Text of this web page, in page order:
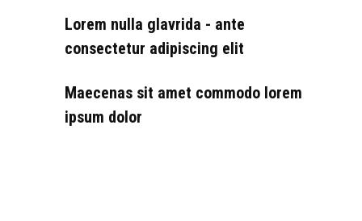
Lorem nulla glavrida - ante
consectetur adipiscing elit
Maecenas sit amet commodo lorem
ipsum dolor